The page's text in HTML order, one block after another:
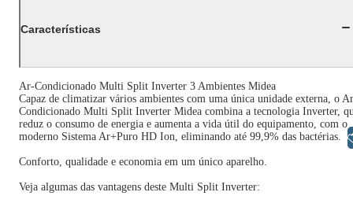
Características
Ar-Condicionado Multi Split Inverter 3 Ambientes Midea
Capaz de climatizar vários ambientes com uma única unidade externa, o
Condicionado Multi Split Inverter Midea combina a tecnologia Inverter,
reduz o consumo de energia e aumenta a vida útil do equipamento, com o
moderno Sistema Ar+Puro HD Ion, eliminando até 99,9% das bactérias.
Conforto, qualidade e economia em um único aparelho.
Veja algumas das vantagens deste Multi Split Inverter:
Libras